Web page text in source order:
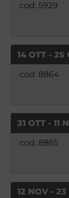
cod: 5929
14 OTT - 25
cod: 8864
31 OTT - 11
cod: 8865
12 NOV - 23